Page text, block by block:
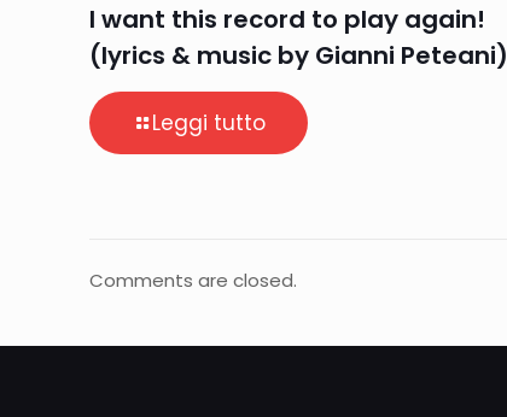
I want this record to play again!
(lyrics & music by Gianni Peteani)
Leggi tutto
Comments are closed.